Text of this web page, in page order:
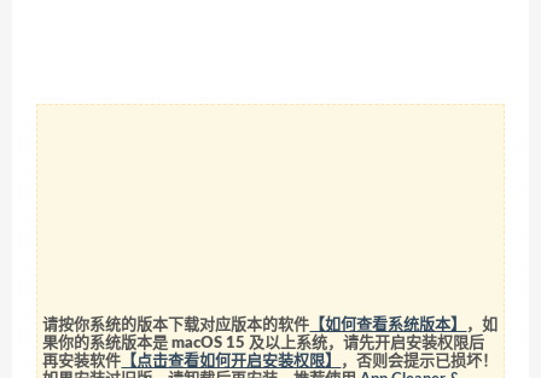
请按你系统的版本下载对应版本的软件 【如何查看系统版本】
，如
果你的系统版本是 macOS 15 及以上系统，请先开启安装权限后
再安装软件 【点击查看如何开启安装权限】
，否则会提示已损坏！